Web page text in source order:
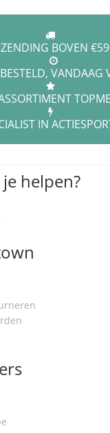
BOVEN
VANDAAG
IN
helpen?